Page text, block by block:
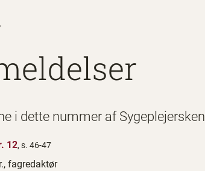
i dette nummer af Sygeplejersken
12, s. 46-47
fagredaktør